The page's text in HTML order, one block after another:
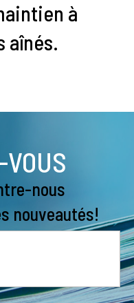
à
aînés.
nous
nouveautés!